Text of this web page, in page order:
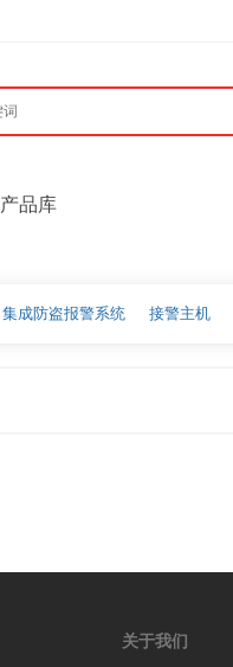
产品库
集成防盗报警系统 接警主机
关于我们